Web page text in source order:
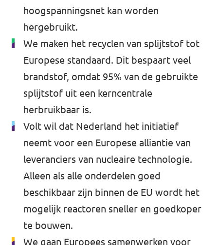
hoogspanningsnet kan worden
hergebruikt.
We maken het recyclen van splijtstof tot
Europese standaard. Dit bespaart veel
brandstof, omdat 95% van de gebruikte
splijtstof uit een kerncentrale
herbruikbaar is.
Volt wil dat Nederland het initiatief
neemt voor een Europese alliantie van
leveranciers van nucleaire technologie.
Alleen als alle onderdelen goed
beschikbaar zijn binnen de EU wordt het
mogelijk reactoren sneller en goedkoper
te bouwen.
We gaan Europees samenwerken voor